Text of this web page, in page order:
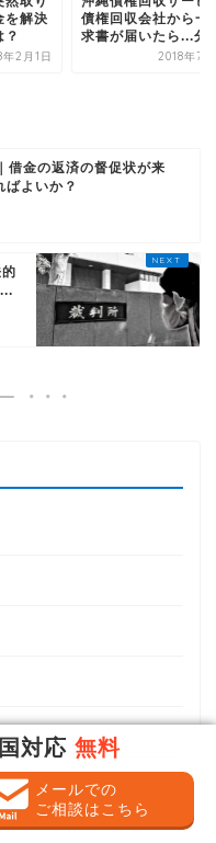
一括請
...
7月22日
話がきた時の対処法
2018年8
借金の返済の督促状が来
ばよいか？
対応 無料
メールでの
ご相談はこちら